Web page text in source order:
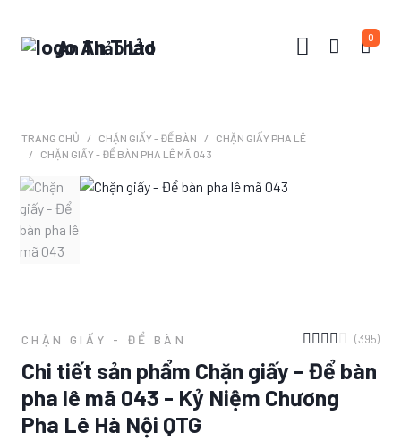
An Thảo Ltd 0
TRANG CHỦ CHẶN GIẤY - ĐỂ BÀN
CHẶN GIẤY PHA LÊ
CHẶN GIẤY - ĐỂ BÀN PHA LÊ MÃ 043
CHẶN GIẤY - ĐỂ BÀN (395)
Chi tiết sản phẩm Chặn giấy - Để bàn
pha lê mã 043 - Kỷ Niệm Chương
Pha Lê Hà Nội QTG